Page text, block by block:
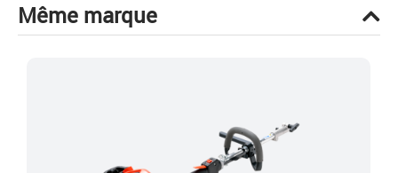
Même marque